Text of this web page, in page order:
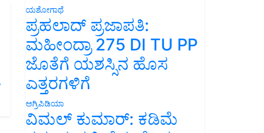
ಯಶೋಗಾಥೆ
ಪ್ರಹಲಾದ್ ಪ್ರಜಾಪತಿ:
ಮಹೀಂದ್ರಾ 275 DI TU PP
ಜೊತೆಗೆ ಯಶಸ್ಸಿನ ಹೊಸ
ಎತ್ತರಗಳಿಗೆ
ಅಗ್ರಿಪಿಡಿಯಾ
ವಿಮಲ್ ಕುಮಾರ್: ಕಡಿಮೆ